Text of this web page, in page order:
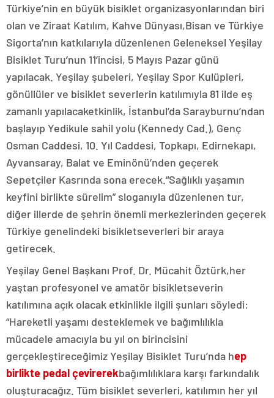
Türkiye’nin en büyük bisiklet organizasyonlarından biri
olan ve Ziraat Katılım, Kahve Dünyası,Bisan ve Türkiye
Sigorta’nın katkılarıyla düzenlenen Geleneksel Yeşilay
Bisiklet Turu’nun 11’incisi, 5 Mayıs Pazar günü
yapılacak. Yeşilay şubeleri, Yeşilay Spor Kulüpleri,
gönüllüler ve bisiklet severlerin katılımıyla 81 ilde eş
zamanlı yapılacaketkinlik, İstanbul’da Sarayburnu’ndan
başlayıp Yedikule sahil yolu (Kennedy Cad.), Genç
Osman Caddesi, 10. Yıl Caddesi, Topkapı, Edirnekapı,
Ayvansaray, Balat ve Eminönü’nden geçerek
Sepetçiler Kasrında sona erecek.“Sağlıklı yaşamın
keyfini birlikte sürelim” sloganıyla düzenlenen tur,
diğer illerde de şehrin önemli merkezlerinden geçerek
Türkiye genelindeki bisikletseverleri bir araya
getirecek.
Yeşilay Genel Başkanı Prof. Dr. Mücahit Öztürk,her
yaştan profesyonel ve amatör bisikletseverin
katılımına açık olacak etkinlikle ilgili şunları söyledi:
“Hareketli yaşamı desteklemek ve bağımlılıkla
mücadele amacıyla bu yıl on birincisini
gerçekleştireceğimiz Yeşilay Bisiklet Turu’nda hep
birlikte pedal çevirerekbağımlılıklara karşı farkındalık
oluşturacağız. Tüm bisiklet severleri, katılımın her yıl